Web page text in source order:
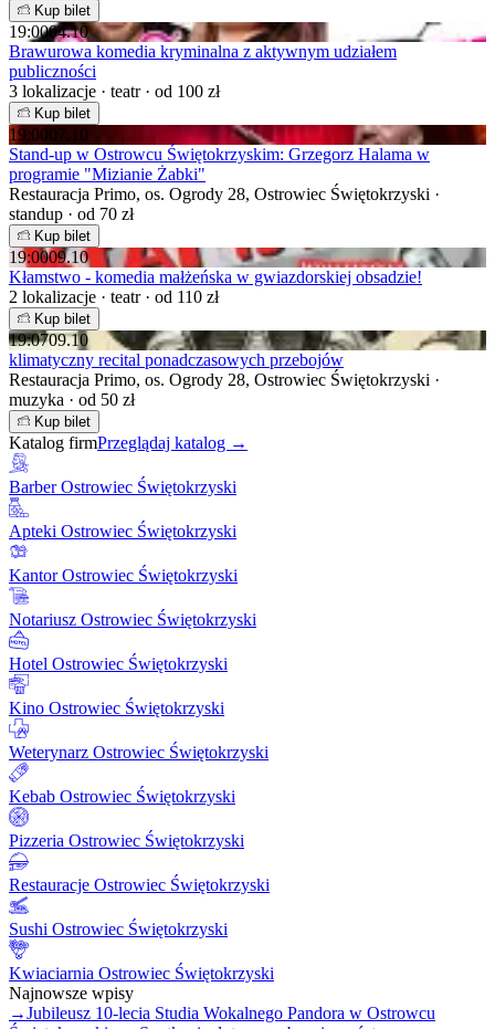
Kup bilet
19:0004.10
Brawurowa komedia kryminalna z aktywnym udziałem
publiczności
3 lokalizacje · teatr · od 100 zł
Kup bilet
19:0007.10
Stand-up w Ostrowcu Świętokrzyskim: Grzegorz Halama w
programie "Mizianie Żabki"
Restauracja Primo, os. Ogrody 28, Ostrowiec Świętokrzyski ·
standup · od 70 zł
Kup bilet
19:0009.10
Kłamstwo - komedia małżeńska w gwiazdorskiej obsadzie!
2 lokalizacje · teatr · od 110 zł
Kup bilet
19:0709.10
klimatyczny recital ponadczasowych przebojów
Restauracja Primo, os. Ogrody 28, Ostrowiec Świętokrzyski ·
muzyka · od 50 zł
Kup bilet
Katalog firmPrzeglądaj katalog →
Barber Ostrowiec Świętokrzyski
Apteki Ostrowiec Świętokrzyski
Kantor Ostrowiec Świętokrzyski
Notariusz Ostrowiec Świętokrzyski
Hotel Ostrowiec Świętokrzyski
Kino Ostrowiec Świętokrzyski
Weterynarz Ostrowiec Świętokrzyski
Kebab Ostrowiec Świętokrzyski
Pizzeria Ostrowiec Świętokrzyski
Restauracje Ostrowiec Świętokrzyski
Sushi Ostrowiec Świętokrzyski
Kwiaciarnia Ostrowiec Świętokrzyski
Najnowsze wpisy
→Jubileusz 10-lecia Studia Wokalnego Pandora w Ostrowcu